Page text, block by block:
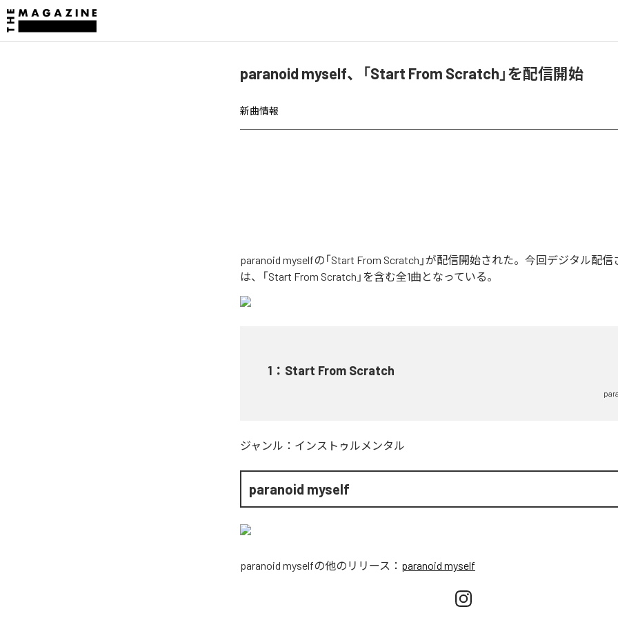
paranoid myself、「Start From Scratch」を配信開始
新曲情報
paranoid myselfの「Start From Scratch」が配信開始された。今回デジタル配
は、「Start From Scratch」を含む全1曲となっている。
1 ： Start From Scratch
ジャンル： インストゥルメンタル
paranoid myself
paranoid myselfの他のリリース： paranoid myself